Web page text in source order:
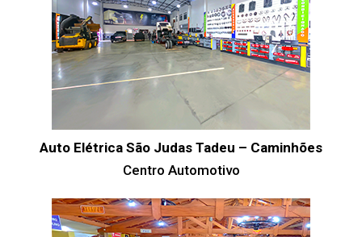
Auto Elétrica São Judas Tadeu – Caminhões
Centro Automotivo